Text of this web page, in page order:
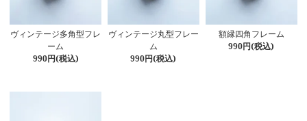
ヴィンテージ多角型フレ
ーム
990円(税込)
ヴィンテージ丸型フレー
ム
990円(税込)
額縁四角フレーム
990円(税込)